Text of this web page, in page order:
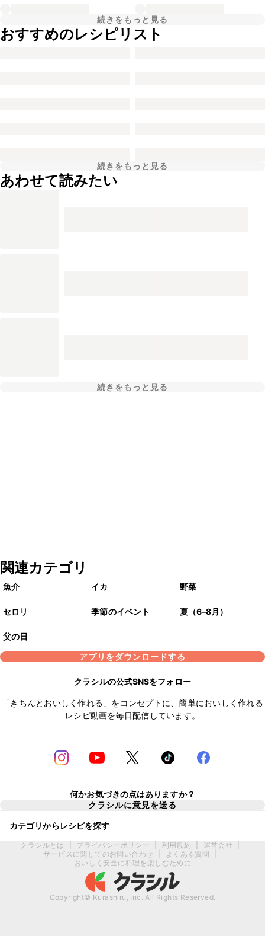
続きをもっと見る
おすすめのレシピリスト
続きをもっと見る
あわせて読みたい
続きをもっと見る
関連カテゴリ
魚介 イカ 野菜
セロリ 季節のイベント 夏（6–8月）
父の日
アプリをダウンロードする
クラシルの公式SNSをフォロー
「きちんとおいしく作れる」をコンセプトに、簡単においしく作れる
レシピ動画を毎日配信しています。
何かお気づきの点はありますか？
クラシルに意見を送る
カテゴリからレシピを探す
クラシルとは プライバシーポリシー 利用規約 運営会社
サービスに関してのお問い合わせ
よくある質問
おいしく安全に料理を楽しむために
Copyright© Kurashiru, Inc. All Rights Reserved.